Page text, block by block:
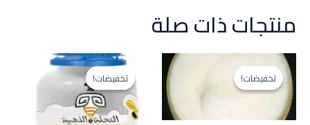
منتجات ذات صلة
تخفيضات!
تخفيضات!
السعر
الأصلي
هو:
70.00EGP.
السعر
60.00EGP.
تخفيضات!
تخفيضات!
السعر
الأصلي
هو:
70.00EGP.
السعر
الحالي
هو:
60.00EGP.